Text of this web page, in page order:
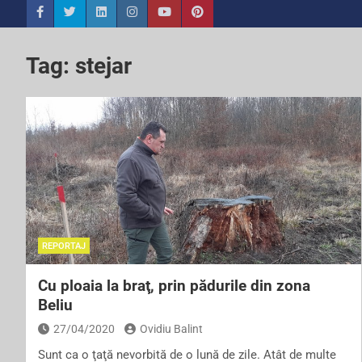
Tag: stejar
REPORTAJ
Cu ploaia la braţ, prin pădurile din zona
Beliu
27/04/2020 Ovidiu Balint
Sunt ca o ţaţă nevorbită de o lună de zile. Atât de multe